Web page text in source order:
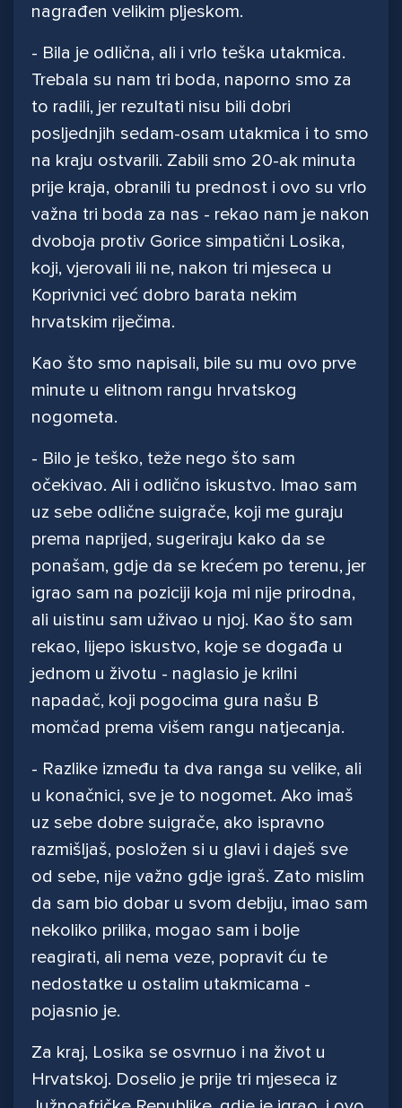
nagrađen velikim pljeskom.
- Bila je odlična, ali i vrlo teška utakmica.
Trebala su nam tri boda, naporno smo za
to radili, jer rezultati nisu bili dobri
posljednjih sedam-osam utakmica i to smo
na kraju ostvarili. Zabili smo 20-ak minuta
prije kraja, obranili tu prednost i ovo su vrlo
važna tri boda za nas - rekao nam je nakon
dvoboja protiv Gorice simpatični Losika,
koji, vjerovali ili ne, nakon tri mjeseca u
Koprivnici već dobro barata nekim
hrvatskim riječima.
Kao što smo napisali, bile su mu ovo prve
minute u elitnom rangu hrvatskog
nogometa.
- Bilo je teško, teže nego što sam
očekivao. Ali i odlično iskustvo. Imao sam
uz sebe odlične suigrače, koji me guraju
prema naprijed, sugeriraju kako da se
ponašam, gdje da se krećem po terenu, jer
igrao sam na poziciji koja mi nije prirodna,
ali uistinu sam uživao u njoj. Kao što sam
rekao, lijepo iskustvo, koje se događa u
jednom u životu - naglasio je krilni
napadač, koji pogocima gura našu B
momčad prema višem rangu natjecanja.
- Razlike između ta dva ranga su velike, ali
u konačnici, sve je to nogomet. Ako imaš
uz sebe dobre suigrače, ako ispravno
razmišljaš, posložen si u glavi i daješ sve
od sebe, nije važno gdje igraš. Zato mislim
da sam bio dobar u svom debiju, imao sam
nekoliko prilika, mogao sam i bolje
reagirati, ali nema veze, popravit ću te
nedostatke u ostalim utakmicama -
pojasnio je.
Za kraj, Losika se osvrnuo i na život u
Hrvatskoj. Doselio je prije tri mjeseca iz